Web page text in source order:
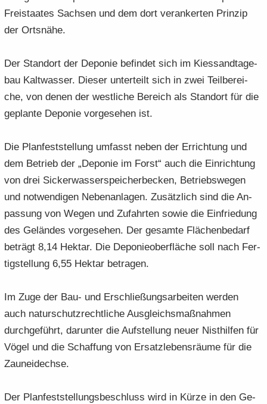
Frei­staa­tes Sach­sen und dem dort ver­an­ker­ten Prin­zip
der Orts­nä­he.
Der Stand­ort der De­po­nie be­fin­det sich im Kies­sand­ta­ge­
bau Kalt­was­ser. Die­ser un­ter­teilt sich in zwei Teil­be­rei­
che, von denen der west­li­che Be­reich als Stand­ort für die
ge­plan­te De­po­nie vor­ge­se­hen ist.
Die Plan­fest­stel­lung um­fasst neben der Er­rich­tung und
dem Be­trieb der „De­po­nie im Forst“ auch die Ein­rich­tung
von drei Si­cker­was­ser­spei­cher­be­cken, Be­triebs­we­gen
und not­wen­di­gen Ne­ben­an­la­gen. Zu­sätz­lich sind die An­
pas­sung von Wegen und Zu­fahr­ten sowie die Ein­frie­dung
des Ge­län­des vor­ge­se­hen. Der ge­sam­te Flä­chen­be­darf
be­trägt 8,14 Hekt­ar. Die De­po­nie­ober­flä­che soll nach Fer­
tig­stel­lung 6,55 Hekt­ar be­tra­gen.
Im Zuge der Bau- und Er­schlie­ßungs­ar­bei­ten wer­den
auch na­tur­schutz­recht­li­che Aus­gleichs­maß­nah­men
durch­ge­führt, dar­un­ter die Auf­stel­lung neuer Nist­hil­fen für
Vögel und die Schaf­fung von Er­satz­le­bens­räu­me für die
Zaun­ei­dech­se.
Der Plan­fest­stel­lungs­be­schluss wird in Kürze in den Ge­